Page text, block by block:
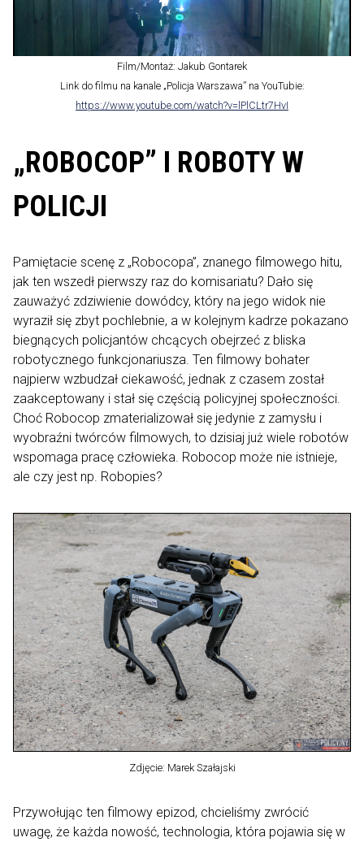
wideo
Film/Montaż: Jakub Gontarek
Link do filmu na kanale „Policja Warszawa” na YouTubie:
https://www.youtube.com/watch?v=lPlCLtr7HvI
„ROBOCOP” I ROBOTY W
POLICJI
Pamiętacie scenę z „Robocopa”, znanego filmowego hitu,
jak ten wszedł pierwszy raz do komisariatu? Dało się
zauważyć zdziwienie dowódcy, który na jego widok nie
wyraził się zbyt pochlebnie, a w kolejnym kadrze pokazano
biegnących policjantów chcących obejrzeć z bliska
robotycznego funkcjonariusza. Ten filmowy bohater
najpierw wzbudzał ciekawość, jednak z czasem został
zaakceptowany i stał się częścią policyjnej społeczności.
Choć Robocop zmaterializował się jedynie z zamysłu i
wyobraźni twórców filmowych, to dzisiaj już wiele robotów
wspomaga pracę człowieka. Robocop może nie istnieje,
ale czy jest np. Robopies?
Zdjęcie: Marek Szałajski
Przywołując ten filmowy epizod, chcieliśmy zwrócić
uwagę, że każda nowość, technologia, która pojawia się w